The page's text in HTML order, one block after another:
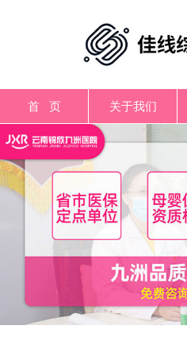
首 页 关于我们